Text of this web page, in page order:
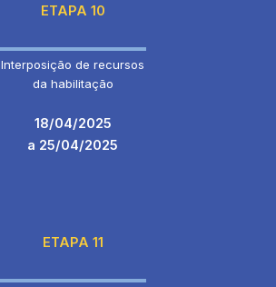
ETAPA 10
Interposição de recursos
da habilitação
18/04/2025
a 25/04/2025
ETAPA 11